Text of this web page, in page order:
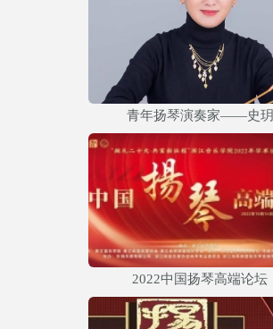
青年扬琴演奏家——史玥
2022中国扬琴高端论坛